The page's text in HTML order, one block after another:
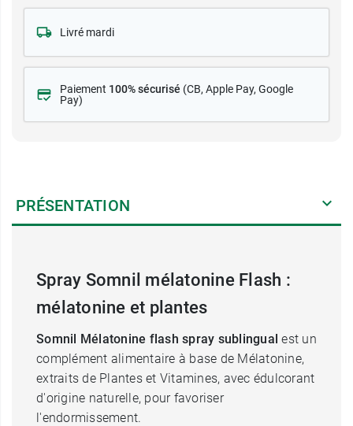
Livré mardi
Paiement 100% sécurisé (CB, Apple Pay, Google
Pay)
PRÉSENTATION
Spray Somnil mélatonine Flash :
mélatonine et plantes
Somnil Mélatonine flash spray sublingual est un
complément alimentaire à base de Mélatonine,
extraits de Plantes et Vitamines, avec édulcorant
d'origine naturelle, pour favoriser
l'endormissement.